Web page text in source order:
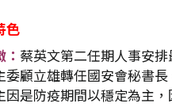
色
蔡英文第二任期人事安
委顧立雄轉任國安會秘書
是防疫期間以穩定為主